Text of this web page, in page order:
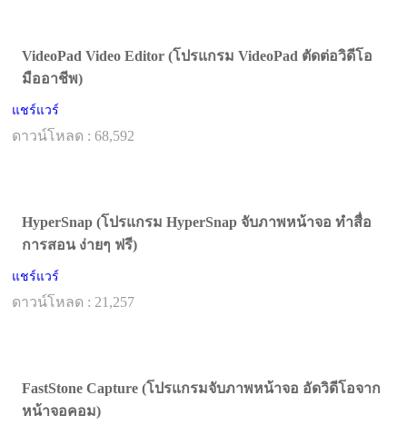
VideoPad Video Editor (โปรแกรม VideoPad ตัดต่อวิดีโอ
มืออาชีพ)
แชร์แวร์
ดาวน์โหลด : 68,592
HyperSnap (โปรแกรม HyperSnap จับภาพหน้าจอ ทำสื่อ
การสอน ง่ายๆ ฟรี)
แชร์แวร์
ดาวน์โหลด : 21,257
FastStone Capture (โปรแกรมจับภาพหน้าจอ อัดวิดีโอจาก
หน้าจอคอม)